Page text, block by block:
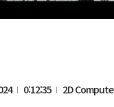
0:12:35 2D